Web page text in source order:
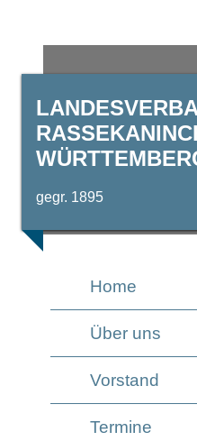
gegr. 1895
Home
Über uns
Vorstand
Termine